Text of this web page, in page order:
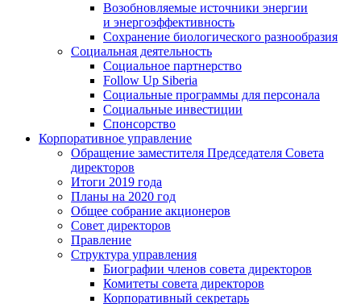
Возобновляемые источники энергии
и энергоэффективность
Сохранение биологического разнообразия
Социальная деятельность
Социальное партнерство
Follow Up Siberia
Социальные программы для персонала
Социальные инвестиции
Спонсорство
Корпоративное управление
Обращение заместителя Председателя Совета
директоров
Итоги 2019 года
Планы на 2020 год
Общее собрание акционеров
Совет директоров
Правление
Структура управления
Биографии членов совета директоров
Комитеты совета директоров
Корпоративный секретарь